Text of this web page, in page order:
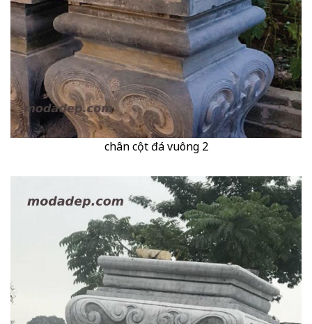
chân cột đá vuông 2